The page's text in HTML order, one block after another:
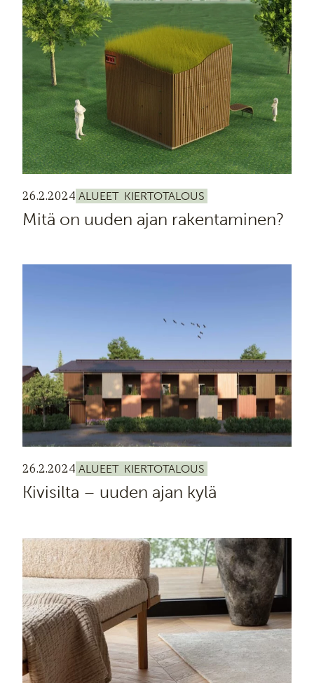
26.2.2024 ALUEET KIERTOTALOUS
Mitä on uuden ajan rakentaminen?
26.2.2024 ALUEET KIERTOTALOUS
Kivisilta – uuden ajan kylä